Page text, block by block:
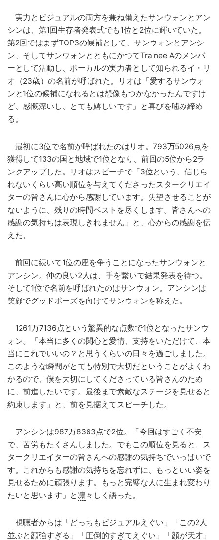
実力とビジュアルの両方を兼ね備えたサンウォンとアン
シンは、第1回生存者発表式でも1位と2位に輝いていた。
第2回ではまずTOP3の候補として、サンウォンとアンシ
ン、そしてサンウォンとともにかつてTrainee Aのメンバ
ーとして活動し、ボーカルの実力者として知られるイ・リ
オ（23歳）の名前が呼ばれた。リオは「愛するサンウォ
ンと1位の候補になれるとは想像もつかなかったんですけ
ど、感慨深いし、とても嬉しいです」と喜びを噛み締め
る。
最初に3位で名前が呼ばれたのはリオ。793万5026点を
獲得して133の国と地域で1位となり、前回の5位から2ラ
ンクアップした。リオはスピーチで「3位という、信じら
れないくらい高い順位を与えてくださったスタークリエイ
ターの皆さんに心から感謝しています。失望させることが
ないように、残りの時間ベストを尽くします。皆さんへの
感謝の気持ちは表現しきれません」と、心からの感謝を伝
えた。
前回に続いて1位の座を争うことになったサンウォンと
アンシン。仲の良い2人は、手を繋いで結果発表を待つ。
そして1位で名前を呼ばれたのはサンウォン。アンシンは
笑顔でグッドポーズを向けてサンウォンを称えた。
1261万7136点という驚異的な点数で1位となったサンウ
ォン。「本当に多くの関心と愛情、支持をいただけて、本
当にこれでいいの？と思うくらいの日々を過ごしました。
このような瞬間がとても特別で大切だということがよくわ
かるので、僕を大切にしてくださっている皆さんのため
に、前進したいです。最後まで素敵なステージを見せると
約束します」と、前を見据えてスピーチした。
アンシンは987万8363点で2位。「今回はすごく不安
で、苦労もたくさんしました。でもこの順位を見ると、ス
タークリエイターの皆さんへの感謝の気持ちでいっぱいで
す。これからも感謝の気持ちを忘れずに、もっといい姿を
見せるために頑張ります。もっと完璧な人に生まれ変わり
たいと思います」と凛々しく語った。
視聴者からは「どっちもビジュアルえぐい」「この2人
並ぶと顔強すぎる」「圧倒的すぎてえぐい」「顔が天才」